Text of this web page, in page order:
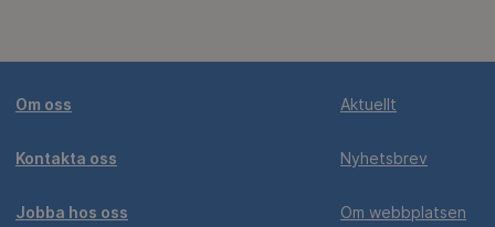
Om oss
Kontakta oss
Jobba hos oss
Aktuellt
Nyhetsbrev
Om webbplatsen